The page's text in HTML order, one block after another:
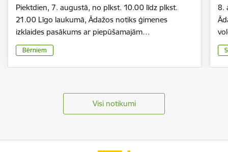
Piektdien, 7. augustā, no plkst. 10.00 līdz plkst.
21.00 Līgo laukumā, Ādažos notiks ģimenes
izklaides pasākums ar piepūšamajām…
Bērniem
8.
Visi notikumi